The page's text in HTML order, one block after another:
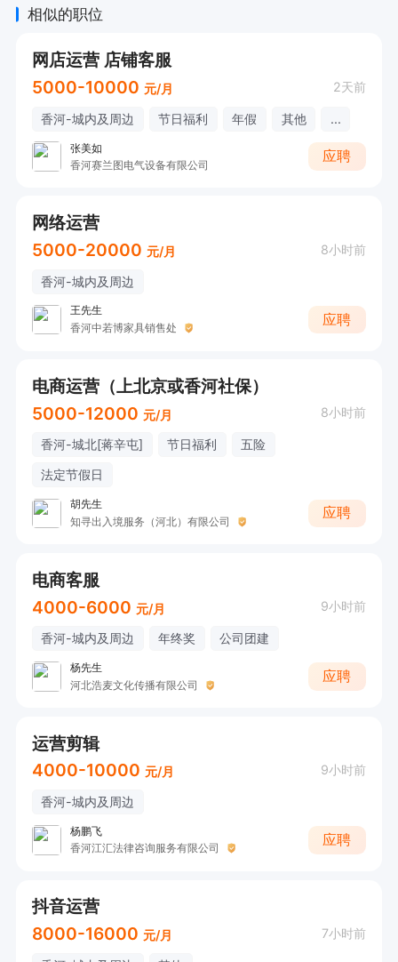
相似的职位
网店运营 店铺客服
5000-10000 元/月 2天前
香河-城内及周边 节日福利 年假 其他 ...
张美如
香河赛兰图电气设备有限公司
应聘
网络运营
5000-20000 元/月 8小时前
香河-城内及周边
王先生
香河中若博家具销售处
应聘
电商运营（上北京或香河社保）
5000-12000 元/月 8小时前
香河-城北[蒋辛屯] 节日福利
五险
法定节假日
胡先生
知寻出入境服务（河北）有限公司
应聘
电商客服
4000-6000 元/月 9小时前
香河-城内及周边 年终奖 公司团建
杨先生
河北浩麦文化传播有限公司
应聘
运营剪辑
4000-10000 元/月 9小时前
香河-城内及周边
杨鹏飞
香河江汇法律咨询服务有限公司
应聘
抖音运营
8000-16000 元/月 7小时前